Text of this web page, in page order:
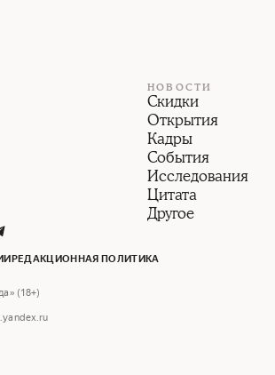
НОВОСТИ
Скидки
Открытия
Кадры
События
Исследования
Цитата
Другое
РЕДАКЦИОННАЯ ПОЛИТИКА
(18+)